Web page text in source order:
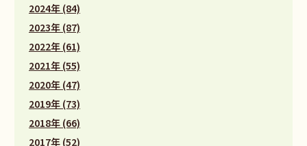
2024年 (84)
2023年 (87)
2022年 (61)
2021年 (55)
2020年 (47)
2019年 (73)
2018年 (66)
2017年 (52)